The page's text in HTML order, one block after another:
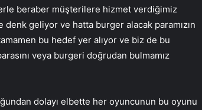
beraber müşterilere hizmet verdiğimiz
geliyor ve hatta burger alacak paramızın
bu hedef yer alıyor ve biz de bu
veya burgeri doğrudan bulmamız
dolayı elbette her oyuncunun bu oyunu